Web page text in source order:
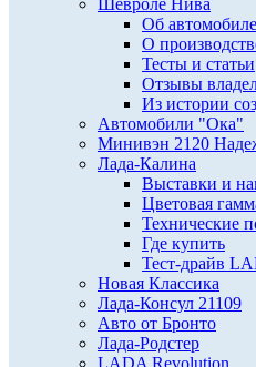
Шевроле Нива
Об автомобиле
О
Тесты и статьи
Отзывы
Из истории
Автомобили "Ока"
Минивэн 2120
Лада-Калина
Выставки и
Цветовая
Технические
Где купить
Тест-драйв
Новая Классика
Лада-Консул 21109
Авто от Бронто
Лада-Родстер
LADA Revolution